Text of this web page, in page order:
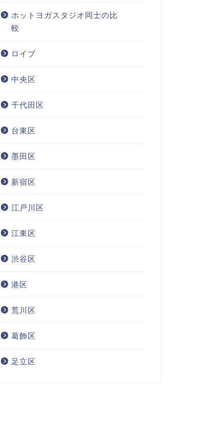
ホットヨガスタジオ同士の比
較
ロイブ
中央区
千代田区
台東区
墨田区
新宿区
江戸川区
江東区
渋谷区
港区
荒川区
葛飾区
足立区